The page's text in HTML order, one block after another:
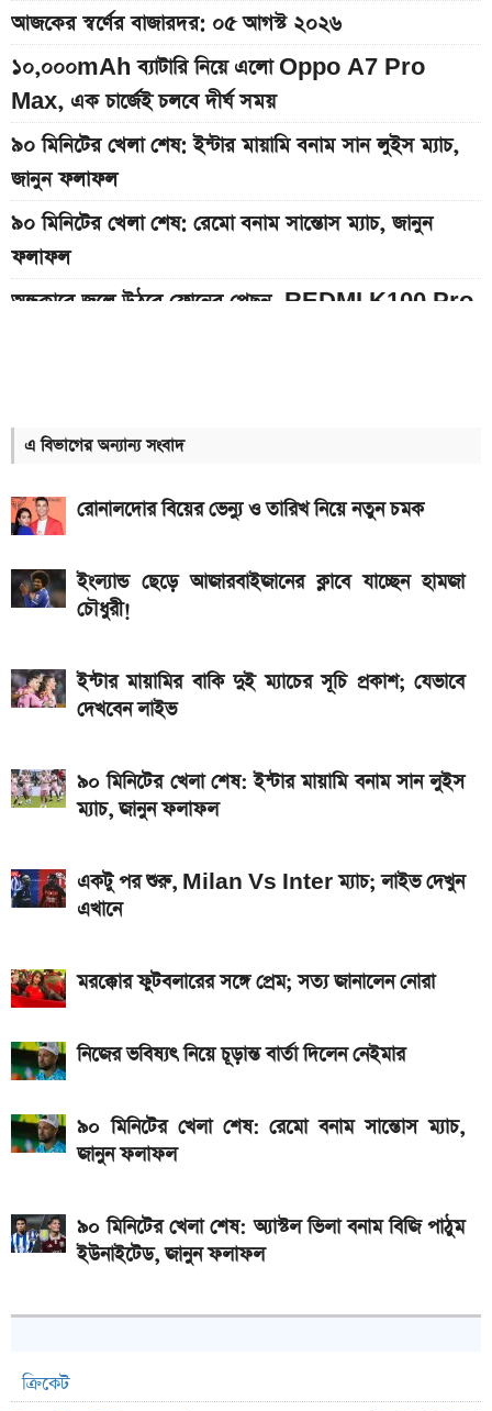
আজকের স্বর্ণের বাজারদর: ০৫ আগস্ট ২০২৬
১০,০০০mAh ব্যাটারি নিয়ে এলো Oppo A7 Pro
Max, এক চার্জেই চলবে দীর্ঘ সময়
৯০ মিনিটের খেলা শেষ: ইন্টার মায়ামি বনাম সান লুইস ম্যাচ,
জানুন ফলাফল
৯০ মিনিটের খেলা শেষ: রেমো বনাম সান্তোস ম্যাচ, জানুন
ফলাফল
অন্ধকারে জ্বলে উঠবে ফোনের পেছন, REDMI K100 Pro
১২ আগস্ট আসছে Realme 16x 5G, ৭,০০০mAh
ব্যাটারিসহ সম্ভাব্য দাম
৮০০০ mAh ব্যাটারি সহ আসছে Redmi Note 17 5G,
দাম কত?
একটু পর শুরু, Milan Vs Inter ম্যাচ; লাইভ দেখুন এখানে
একটু পর শুরু, চেলসি ও জুভেন্টাস ম্যাচ; লাইভ দেখুন এখানে
ইন্টার মায়ামির বাকি দুই ম্যাচের সূচি প্রকাশ; যেভাবে দেখবেন
লাইভ
আজকের সকল দেশের টাকার রেট: ০৫ আগস্ট ২০২৬
এ বিভাগের অন্যান্য সংবাদ
রোনালদোর বিয়ের ভেন্যু ও তারিখ নিয়ে নতুন চমক
ইংল্যান্ড ছেড়ে আজারবাইজানের ক্লাবে যাচ্ছেন হামজা
চৌধুরী!
ইন্টার মায়ামির বাকি দুই ম্যাচের সূচি প্রকাশ; যেভাবে
দেখবেন লাইভ
৯০ মিনিটের খেলা শেষ: ইন্টার মায়ামি বনাম সান লুইস
ম্যাচ, জানুন ফলাফল
একটু পর শুরু, Milan Vs Inter ম্যাচ; লাইভ দেখুন
এখানে
মরক্কোর ফুটবলারের সঙ্গে প্রেম; সত্য জানালেন নোরা
নিজের ভবিষ্যৎ নিয়ে চূড়ান্ত বার্তা দিলেন নেইমার
৯০ মিনিটের খেলা শেষ: রেমো বনাম সান্তোস ম্যাচ,
জানুন ফলাফল
৯০ মিনিটের খেলা শেষ: অ্যাস্টল ভিলা বনাম বিজি পাঠুম
ইউনাইটেড, জানুন ফলাফল
ক্রিকেট